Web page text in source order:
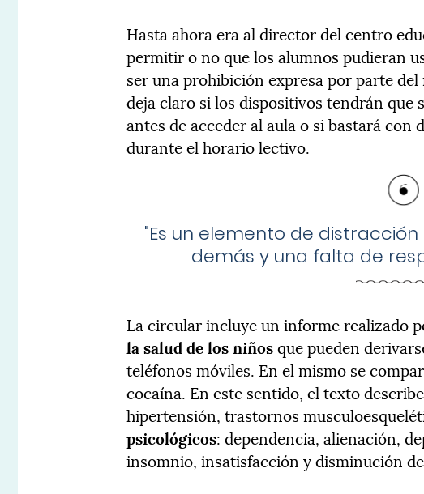
Hasta ahora era al director del centro
permitir o no que los alumnos pudieran
ser una prohibición expresa por parte
deja claro si los dispositivos tendrán que
antes de acceder al aula o si bastará con
durante el horario lectivo.
"Es un elemento de
demás y una falta de
La circular incluye un informe realizado
la salud de los niñosque pueden
teléfonos móviles. En el mismo se
cocaína. En este sentido, el texto
hipertensión, trastornos
psicológicos: dependencia, alienación,
insomnio, insatisfacción y disminución de